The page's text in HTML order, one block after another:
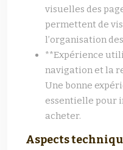
visuelles des
permettent de
l’organisation
**Expérience
navigation et la
Une bonne
essentielle pour
acheter.
Aspects